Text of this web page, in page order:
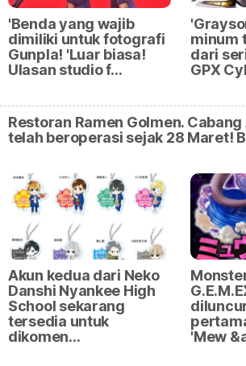
'Benda yang wajib
dimiliki untuk fotografi
Gunpla! 'Luar biasa!
Ulasan studio f…
minum
dari
GPX
Restoran Ramen Golmen.
telah beroperasi sejak 28 Maret!
Akun kedua dari Neko
Danshi Nyankee High
School sekarang
tersedia untuk
dikomen…
'Mew